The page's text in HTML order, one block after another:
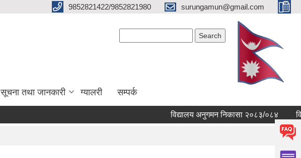
9852821422/9852821980 surungamun@gmail.com
सूचना तथा जानकारी ग्यालरी सम्पर्क
विद्यालय अनुगमन निकासा २०८३/०८४